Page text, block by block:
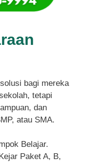
bagi mereka
tetapi
dan
atau SMA.
Belajar.
Paket A, B,